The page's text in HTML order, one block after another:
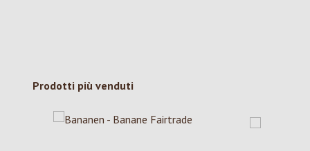
Salta la galleria dei prodotti
Prodotti più venduti